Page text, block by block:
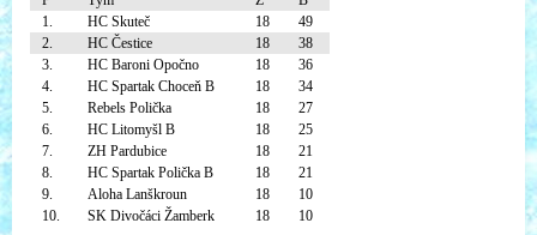
1.
HC Skuteč 18
49
2.
HC Čestice 18
38
3.
HC Baroni Opočno 18
36
4.
HC Spartak Choceň B 18
34
5.
Rebels Polička 18
27
6.
HC Litomyšl B 18
25
7.
ZH Pardubice 18
21
8.
HC Spartak Polička B 18
21
9.
Aloha Lanškroun 18
10
10.
SK Divočáci Žamberk 18 10